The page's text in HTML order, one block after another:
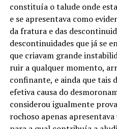
constituía o talude onde
e se apresentava como
da fratura e das
descontinuidades que já se
que criavam grande
ruir a qualquer momento,
confinante, e ainda que tais
efetiva causa do
considerou igualmente
rochoso apenas